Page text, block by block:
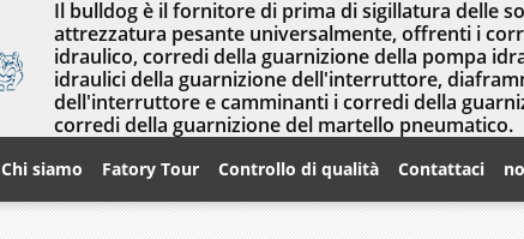
Il bulldog è il fornitore di prima di sigillatura delle
attrezzatura pesante universalmente, offrenti i
idraulico, corredi della guarnizione della pompa
idraulici della guarnizione dell'interruttore,
dell'interruttore e camminanti i corredi della
corredi della guarnizione del martello pneumatico.
Chi siamo Fatory Tour Controllo di qualità Contattaci